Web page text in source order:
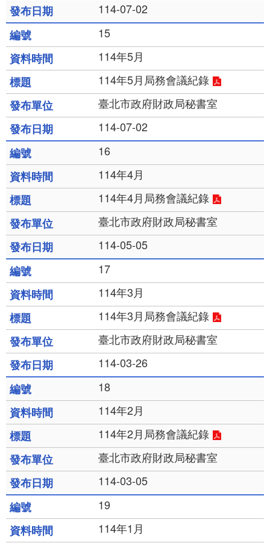
114-07-02
15
114年5月
114年5月局務會議紀錄
臺北市政府財政局秘書室
114-07-02
16
114年4月
114年4月局務會議紀錄
臺北市政府財政局秘書室
114-05-05
17
114年3月
114年3月局務會議紀錄
臺北市政府財政局秘書室
114-03-26
18
114年2月
114年2月局務會議紀錄
臺北市政府財政局秘書室
114-03-05
19
114年1月